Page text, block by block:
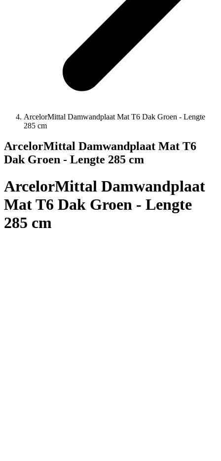
ArcelorMittal Damwandplaat Mat T6 Dak Groen - Lengte
285 cm
ArcelorMittal Damwandplaat Mat T6
Dak Groen - Lengte 285 cm
ArcelorMittal Damwandplaat
Mat T6 Dak Groen - Lengte
285 cm